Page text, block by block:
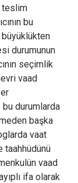
teslim
bu
büyüklükten
durumunun
seçimlik
vaad
bu durumlarda
başka
vaat
taahhüdünü
vaad
ifa olarak